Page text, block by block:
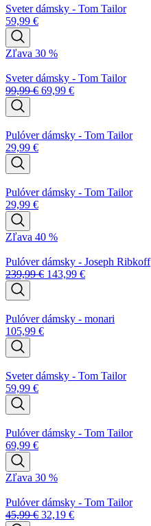
Sveter dámsky - Tom Tailor
59,99 €
Zľava 30 %
Sveter dámsky - Tom Tailor
99,99€ 69,99 €
Pulóver dámsky - Tom Tailor
29,99 €
Pulóver dámsky - Tom Tailor
29,99 €
Zľava 40 %
Pulóver dámsky - Joseph Ribkoff
239,99€ 143,99 €
Pulóver dámsky - monari
105,99 €
Sveter dámsky - Tom Tailor
59,99 €
Pulóver dámsky - Tom Tailor
69,99 €
Zľava 30 %
Pulóver dámsky - Tom Tailor
45,99€ 32,19 €